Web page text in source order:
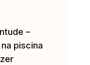
–
piscina